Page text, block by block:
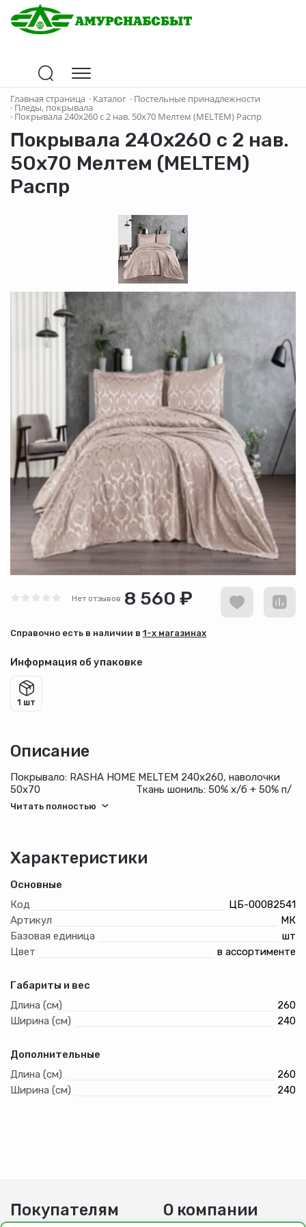
Главная страница · Каталог · Постельные принадлежности
· Пледы, покрывала
· Покрывала 240х260 с 2 нав. 50х70 Мелтем (MELTEM) Распр
Покрывала 240х260 с 2 нав.
50х70 Мелтем (MELTEM)
Распр
Нет отзывов 8 560 ₽
Cправочно есть в наличии в 1-х магазинах
Информация об упаковке
1 шт
Описание
Покрывало: RASHA HOME MELTEM 240х260, наволочки
50х70 Ткань шониль: 50% х/б + 50% п/
э
Характеристики
Основные
Код
ЦБ-00082541
Артикул
МК
Базовая единица
шт
Цвет
в ассортименте
Габариты и вес
Длина (см)
260
Ширина (см)
240
Дополнительные
Длина (см)
260
Ширина (см)
240
Покупателям О компании